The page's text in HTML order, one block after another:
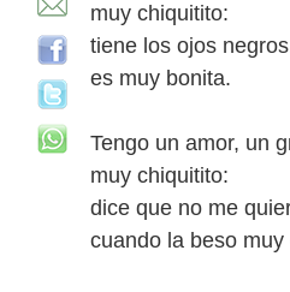
muy chiquitito:
tiene los ojos
es muy bonita.
Tengo un amor, un
muy chiquitito:
dice que no me
cuando la beso muy